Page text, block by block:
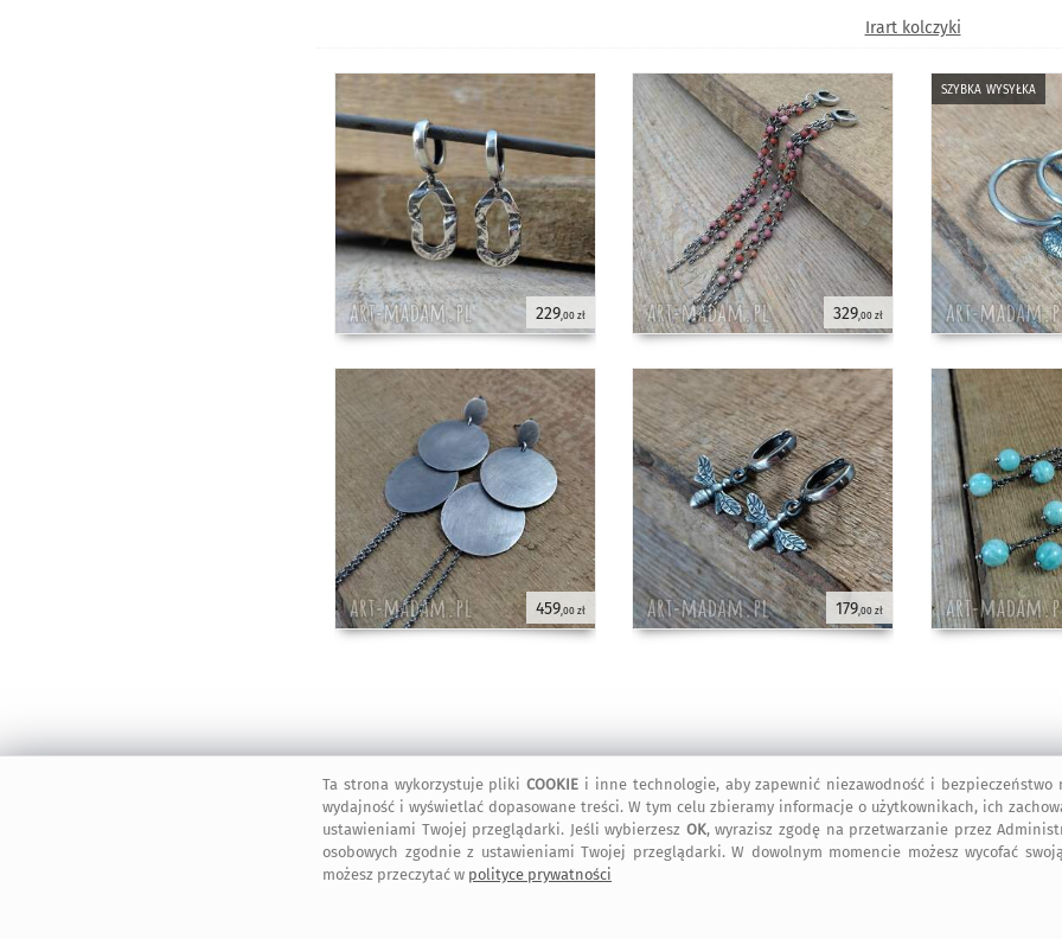
Irart kolczyki
229,00 zł 329,00 zł
459,00 zł 179,00 zł
szybka wysyłka
KOSZT TRANSPORTU
•14,00 zł(Przesyłka Pocztowa Priorytet)
• 18,00 zł(Kurier)
Ta strona wykorzystuje plikiCOOKIE i inne technologie, aby zapewnić niezawodność i bezpieczeństwo
wydajność i wyświetlać dopasowane treści. W tym celu zbieramy informacje o użytkownikach, ich
ustawieniami Twojej przeglądarki. Jeśli wybierzesz OK, wyrazisz zgodę na przetwarzanie przez
osobowych zgodnie z ustawieniami Twojej przeglądarki. W dowolnym momencie możesz wycofać
możesz przeczytać w polityce prywatności